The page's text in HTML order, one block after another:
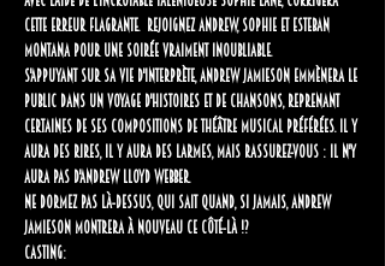
cette erreur flagrante.  Rejoignez Andrew, Sophie et Esteban
Montana pour une soirée vraiment inoubliable.
S'appuyant sur sa vie d'interprète, Andrew Jamieson emmènera le
public dans un voyage d'histoires et de chansons, reprenant
certaines de ses compositions de théâtre musical préférées. Il y
aura des rires, il y aura des larmes, mais rassurez-vous : il n'y
aura PAS d'Andrew Lloyd Webber.
Ne dormez pas là-dessus, qui sait quand, si jamais, Andrew
Jamieson montrera à nouveau ce côté-là !?
CASTING: